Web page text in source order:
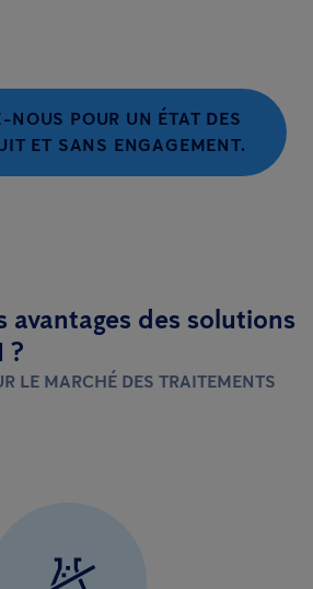
NOUS POUR UN ÉTAT DES
ET SANS ENGAGEMENT.
avantages des solutions
?
LE MARCHÉ DES TRAITEMENTS